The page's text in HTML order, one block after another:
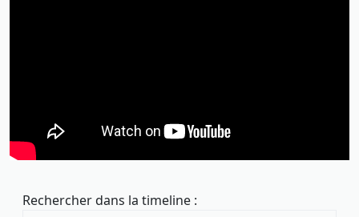
Rechercher dans la timeline :